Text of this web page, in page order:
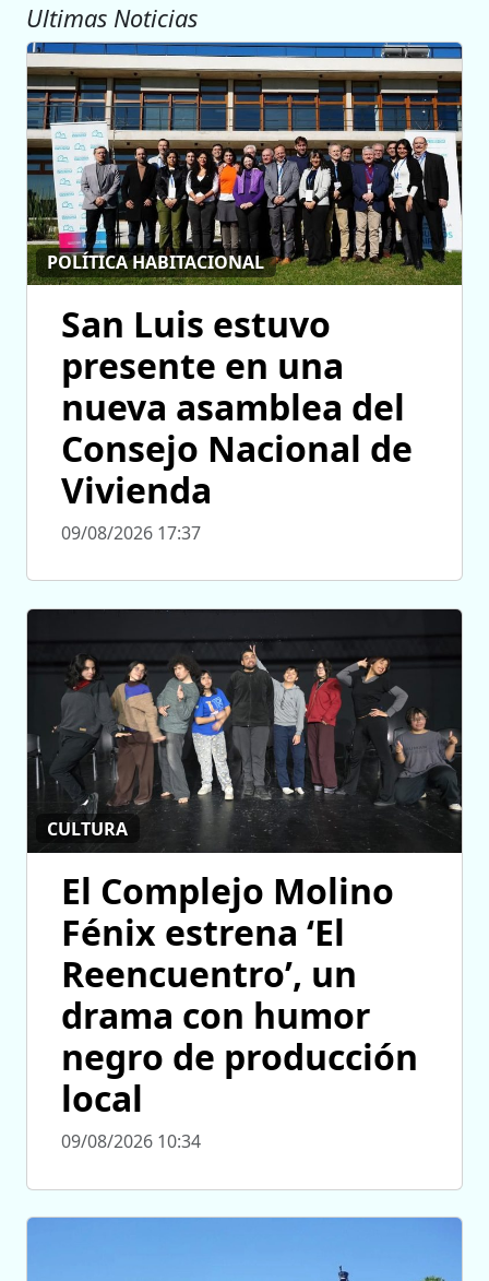
Ultimas Noticias
POLÍTICA HABITACIONAL
San Luis estuvo
presente en una
nueva asamblea del
Consejo Nacional de
Vivienda
09/08/2026 17:37
CULTURA
El Complejo Molino
Fénix estrena ‘El
Reencuentro’, un
drama con humor
negro de producción
local
09/08/2026 10:34